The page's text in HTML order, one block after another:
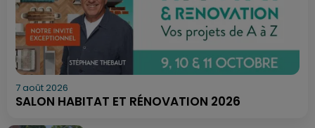
7 août 2026
SALON HABITAT ET RÉNOVATION 2026